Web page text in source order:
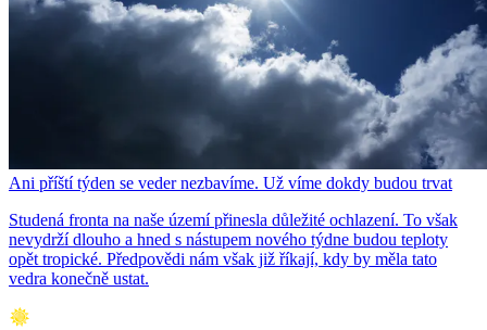
Ani příští týden se veder nezbavíme. Už víme dokdy budou trvat
Studená fronta na naše území přinesla důležité ochlazení. To však
nevydrží dlouho a hned s nástupem nového týdne budou teploty
opět tropické. Předpovědi nám však již říkají, kdy by měla tato
vedra konečně ustat.